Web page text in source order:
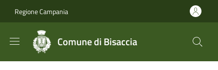
Regione Campania
Comune di Bisaccia